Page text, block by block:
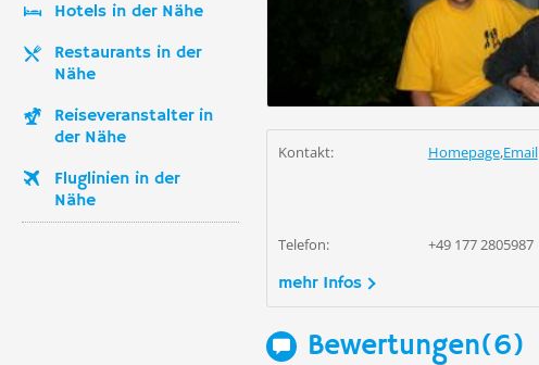
Hotels in der Nähe
Restaurants in der
Nähe
Reiseveranstalter in
der Nähe
Fluglinien in der
Nähe
Kontakt: Homepage,Email
Telefon:
+49 177 2805987
mehr Infos
Bewertungen(6)